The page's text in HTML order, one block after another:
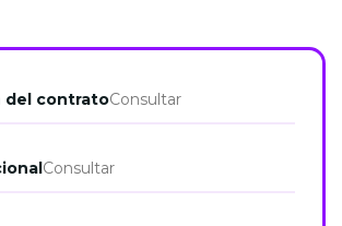
del contratoConsultar
Consultar